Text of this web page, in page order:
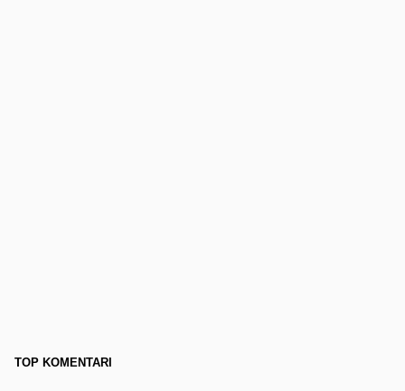
TOP KOMENTARI